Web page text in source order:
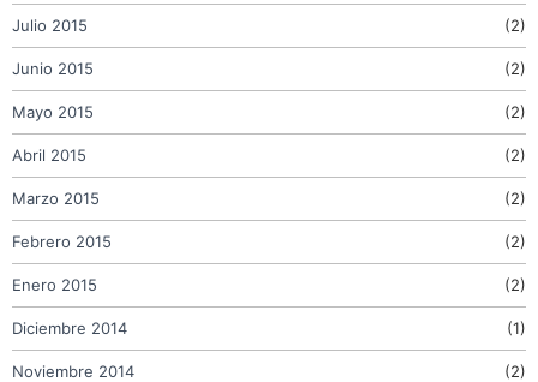
Julio 2015 (2)
Junio 2015 (2)
Mayo 2015 (2)
Abril 2015 (2)
Marzo 2015 (2)
Febrero 2015 (2)
Enero 2015 (2)
Diciembre 2014 (1)
Noviembre 2014 (2)